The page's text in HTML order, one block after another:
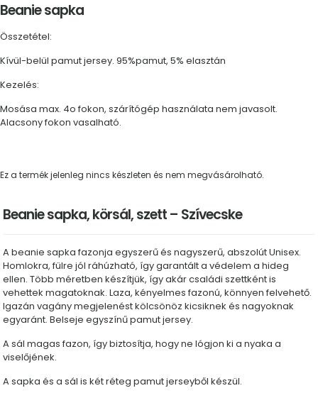
Beanie sapka
Összetétel:
Kívül-belül pamut jersey. 95%pamut, 5% elasztán
Kezelés:
Mosása max. 4o fokon, szárítógép használata nem javasolt.
Alacsony fokon vasalható.
Ez a termék jelenleg nincs készleten és nem megvásárolható.
Beanie sapka, körsál, szett – Szívecske
A beanie sapka fazonja egyszerű és nagyszerű, abszolút Unisex.
Homlokra, fülre jól ráhúzható, így garantált a védelem a hideg
ellen. Több méretben készítjük, így akár családi szettként is
vehettek magatoknak. Laza, kényelmes fazonú, könnyen felvehető.
Igazán vagány megjelenést kölcsönöz kicsiknek és nagyoknak
egyaránt. Belseje egyszínű pamut jersey.
A sál magas fazon, így biztosítja, hogy ne lógjon ki a nyaka a
viselőjének.
A sapka és a sál is két réteg pamut jerseyből készül.